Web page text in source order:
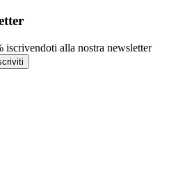
alla nostra newsletter